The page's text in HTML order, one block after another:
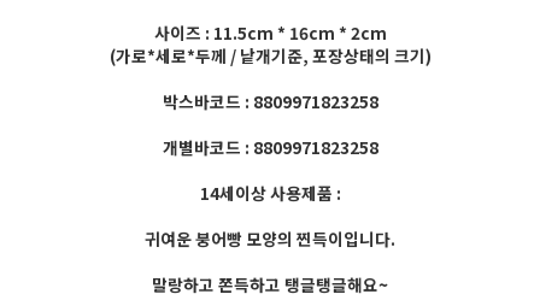
사이즈 : 11.5cm * 16cm * 2cm
(가로*세로*두께 / 낱개기준, 포장상태의 크기)
박스바코드 : 8809971823258
개별바코드 : 8809971823258
14세이상 사용제품 :
귀여운 붕어빵 모양의 찐득이입니다.
말랑하고 쫀득하고 탱글탱글해요~